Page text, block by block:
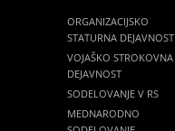
ORGANIZACIJSKO
STATURNA DEJAVNOST
VOJAŠKO STROKOVNA
DEJAVNOST
SODELOVANJE V RS
MEDNARODNO